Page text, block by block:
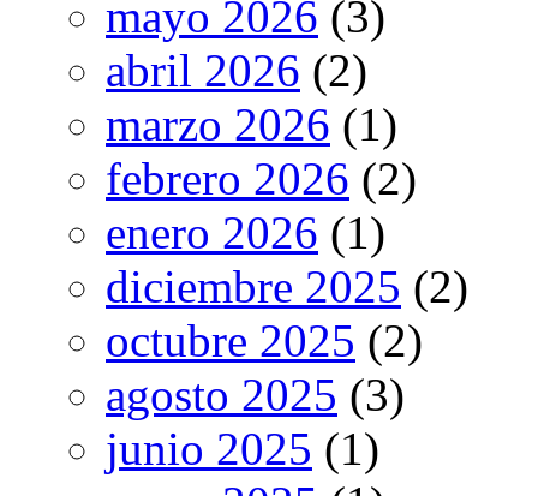
mayo 2026 (3)
abril 2026 (2)
marzo 2026 (1)
febrero 2026 (2)
enero 2026 (1)
diciembre 2025 (2)
octubre 2025 (2)
agosto 2025 (3)
junio 2025 (1)